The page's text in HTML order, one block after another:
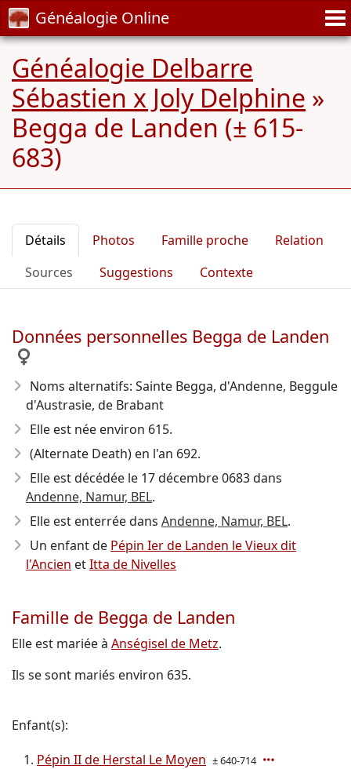
Généalogie Online
Généalogie Delbarre
Sébastien x Joly Delphine »
Begga de Landen (± 615-
683)
Détails Photos Famille proche
Relation
Sources
Suggestions Contexte
Données personnelles Begga de Landen
Noms alternatifs: Sainte Begga, d'Andenne, Beggule
d'Austrasie, de Brabant
Elle est née environ 615.
(Alternate Death) en l'an 692.
Elle est décédée le 17 décembre 0683dans
Andenne, Namur, BEL.
Elle est enterrée dans Andenne, Namur, BEL.
Un enfant de Pépin Ier de Landen le Vieux dit
l'Ancien etItta de Nivelles
Famille de Begga de Landen
Elle est mariée à Anségisel de Metz.
Ils se sont mariés environ 635.
Enfant(s):
Pépin II de Herstal Le Moyen ± 640-714